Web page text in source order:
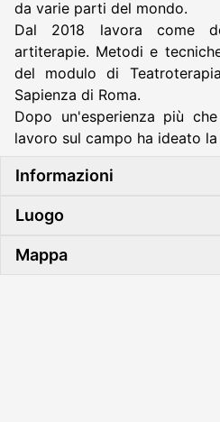
da varie parti del mondo.
Dal 2018 lavora come
artiterapie. Metodi e
del modulo di
Sapienza di Roma.
Dopo un'esperienza più
lavoro sul campo ha ideato
Informazioni
Luogo
Mappa